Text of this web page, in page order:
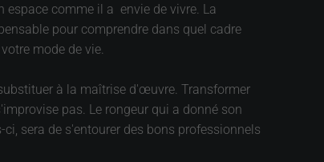
espace comme il a envie de vivre. La
pour comprendre dans quel cadre
mode de vie.
à la maîtrise d'œuvre. Transformer
pas. Le rongeur qui a donné son
sera de s'entourer des bons professionnels